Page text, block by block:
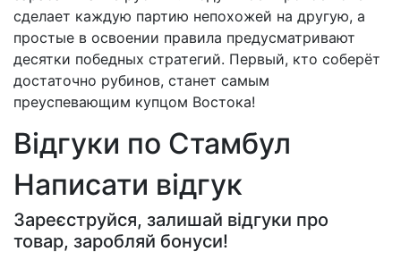
сделает каждую партию непохожей на другую, а
простые в освоении правила предусматривают
десятки победных стратегий. Первый, кто соберёт
достаточно рубинов, станет самым
преуспевающим купцом Востока!
Відгуки по Стамбул
Написати відгук
Зареєструйся, залишай відгуки про
товар, заробляй бонуси!